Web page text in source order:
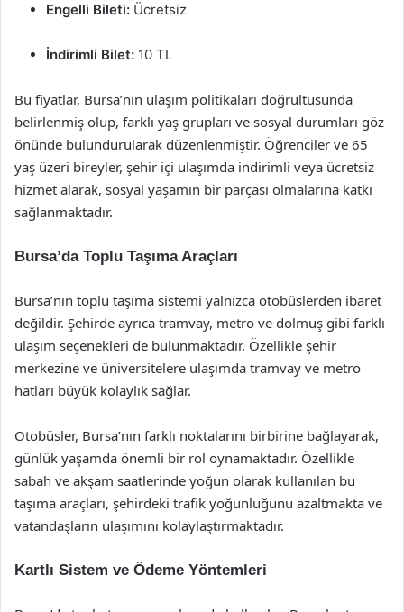
Engelli Bileti: Ücretsiz
İndirimli Bilet: 10 TL
Bu fiyatlar, Bursa’nın ulaşım politikaları doğrultusunda
belirlenmiş olup, farklı yaş grupları ve sosyal durumları göz
önünde bulundurularak düzenlenmiştir. Öğrenciler ve 65
yaş üzeri bireyler, şehir içi ulaşımda indirimli veya ücretsiz
hizmet alarak, sosyal yaşamın bir parçası olmalarına katkı
sağlanmaktadır.
Bursa’da Toplu Taşıma Araçları
Bursa’nın toplu taşıma sistemi yalnızca otobüslerden ibaret
değildir. Şehirde ayrıca tramvay, metro ve dolmuş gibi farklı
ulaşım seçenekleri de bulunmaktadır. Özellikle şehir
merkezine ve üniversitelere ulaşımda tramvay ve metro
hatları büyük kolaylık sağlar.
Otobüsler, Bursa’nın farklı noktalarını birbirine bağlayarak,
günlük yaşamda önemli bir rol oynamaktadır. Özellikle
sabah ve akşam saatlerinde yoğun olarak kullanılan bu
taşıma araçları, şehirdeki trafik yoğunluğunu azaltmakta ve
vatandaşların ulaşımını kolaylaştırmaktadır.
Kartlı Sistem ve Ödeme Yöntemleri